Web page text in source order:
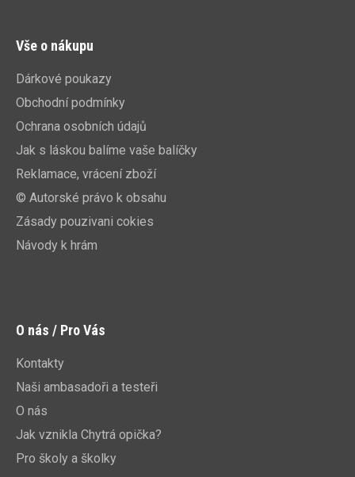
Vše o nákupu
Dárkové poukazy
Obchodní podmínky
Ochrana osobních údajů
Jak s láskou balíme vaše balíčky
Reklamace, vrácení zboží
© Autorské právo k obsahu
Zásady pouzivani cokies
Návody k hrám
O nás / Pro Vás
Kontakty
Naši ambasadoři a testeři
O nás
Jak vznikla Chytrá opička?
Pro školy a školky